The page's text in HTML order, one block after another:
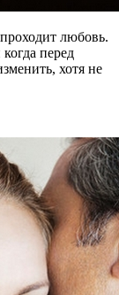
любовь.
перед
хотя не